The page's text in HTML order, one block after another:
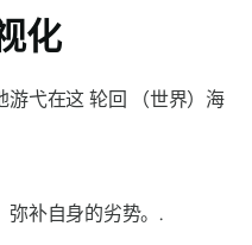
化
游弋在这 轮回
（世界）海
弥补自身的劣势。.